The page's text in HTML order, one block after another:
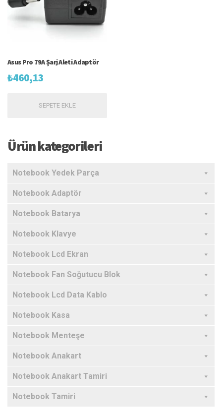
Asus Pro 79A Şarj Aleti Adaptör
₺460,13
SEPETE EKLE
Ürün kategorileri
Notebook Yedek Parça
Notebook Adaptör
Notebook Batarya
Notebook Klavye
Notebook Lcd Ekran
Notebook Fan Soğutucu Blok
Notebook Lcd Data Kablo
Notebook Kasa
Notebook Menteşe
Notebook Anakart
Notebook Anakart Tamiri
Notebook Tamiri